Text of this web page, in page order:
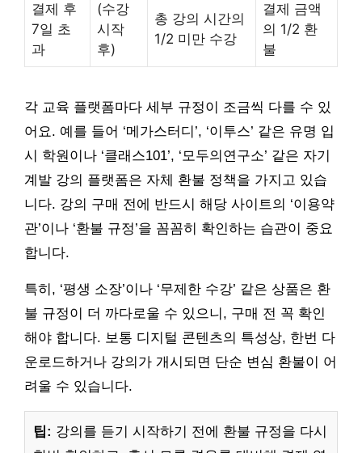
결제 후
7일 초
과
(수강
시작
후)
총 강의 시간의
1/2 미만 수강
결제 금액
의 1/2 환
불
각 교육 플랫폼마다 세부 규정이 조금씩 다를 수 있
어요. 예를 들어 ‘메가스터디’, ‘이투스’ 같은 유명 입
시 학원이나 ‘클래스101’, ‘모두의연구소’ 같은 자기
계발 강의 플랫폼은 자체 환불 정책을 가지고 있습
니다. 강의 구매 전에 반드시 해당 사이트의 ‘이용약
관’이나 ‘환불 규정’을 꼼꼼히 확인하는 습관이 중요
합니다.
특히, ‘평생 소장’이나 ‘무제한 수강’ 같은 상품은 환
불 규정이 더 까다로울 수 있으니, 구매 전 꼭 확인
해야 합니다. 보통 디지털 콘텐츠의 특성상, 한번 다
운로드하거나 강의가 개시되면 단순 변심 환불이 어
려울 수 있습니다.
팁: 강의를 듣기 시작하기 전에 환불 규정을 다시